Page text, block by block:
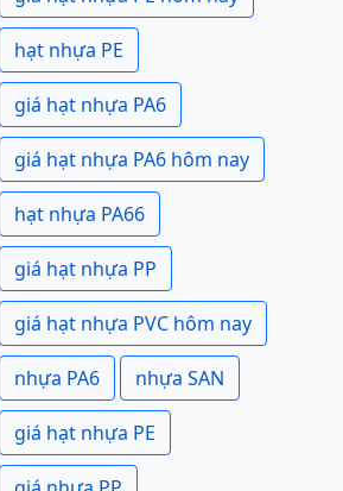
hạt nhựa PE
giá hạt nhựa PA6
giá hạt nhựa PA6 hôm nay
hạt nhựa PA66
giá hạt nhựa PP
giá hạt nhựa PVC hôm nay
nhựa PA6 nhựa SAN
giá hạt nhựa PE